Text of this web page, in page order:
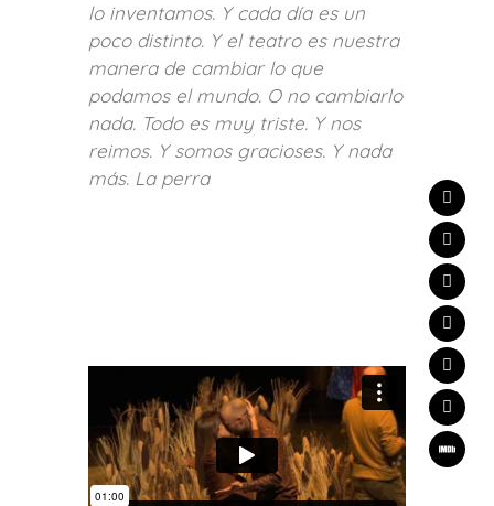
lo inventamos. Y cada día es un
poco distinto. Y el teatro es nuestra
manera de cambiar lo que
podamos el mundo. O no cambiarlo
nada. Todo es muy triste. Y nos
reimos. Y somos gracioses. Y nada
más. La perra